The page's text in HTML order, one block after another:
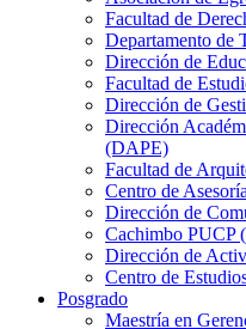
Facultad de
Departamento de
Dirección de
Facultad de
Dirección de
Dirección
(DAPE)
Facultad de
Centro de
Dirección de
Cachimbo PUCP
Dirección de
Centro de
Posgrado
Maestría en